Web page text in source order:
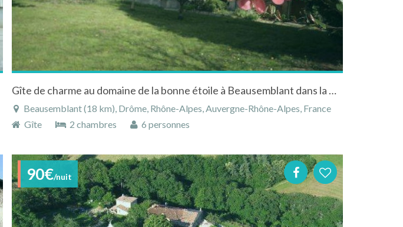
Gîte de charme au domaine de la bonne étoile à Beausemblant dans la Drôme des collines
Beausemblant (18 km), Drôme, Rhône-Alpes, Auvergne-Rhône-Alpes, France
Gîte
2 chambres 6 personnes
90€/nuit